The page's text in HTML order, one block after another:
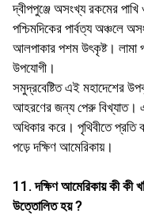
দ্বীপপুঞ্জে অসংখ্য রকমের
পশ্চিমদিকের পার্বত্য অঞ্চলে
আলপাকার পশম উৎকৃষ্ট। লামা
উপযােগী।
সমুদ্রবেষ্টিত এই মহাদেশের
আহরণের জন্য পেরু বিখ্যাত।
অধিকার করে। পৃথিবীতে প্রতি
পড়ে দক্ষিণ আমেরিকায়।
11. দক্ষিণ আমেরিকায় কী কী
উত্তোলিত হয় ?